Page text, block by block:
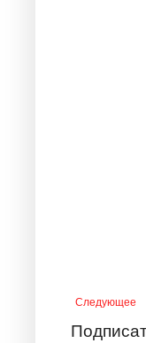
Следующее